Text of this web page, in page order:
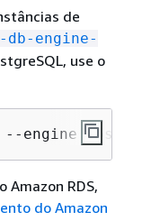
de
db-engine-
use o
engine postgres
Amazon RDS,
do Amazon